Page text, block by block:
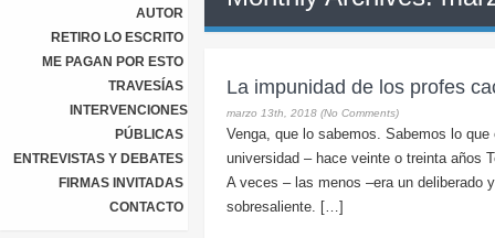
AUTOR
RETIRO LO ESCRITO
ME PAGAN POR ESTO
TRAVESÍAS
INTERVENCIONES
PÚBLICAS
ENTREVISTAS Y DEBATES
FIRMAS INVITADAS
CONTACTO
La impunidad de los profes
marzo 13th, 2018 (No Comments)
Venga, que lo sabemos. Sabemos lo
universidad – hace veinte o treinta años
A veces – las menos –era un deliberado
sobresaliente. […]